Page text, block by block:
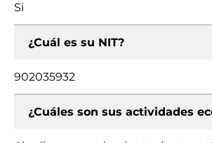
Si
¿Cuál es su NIT?
902035932
¿Cuáles son sus actividades